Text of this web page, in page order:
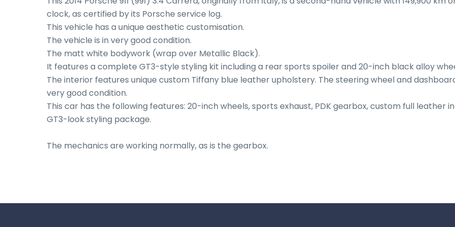
clock, as certified by its Porsche service log.
This vehicle has a unique aesthetic customisation.
The vehicle is in very good condition.
The matt white bodywork (wrap over Metallic Black).
It features a complete GT3-style styling kit including a rear sports spoiler and 20-inch black alloy
The interior features unique custom Tiffany blue leather upholstery. The steering wheel and
very good condition.
This car has the following features: 20-inch wheels, sports exhaust, PDK gearbox, custom full leather
GT3-look styling package.
The mechanics are working normally, as is the gearbox.